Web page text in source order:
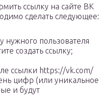
ссылку на сайте ВК
сделать следующее:
нужного пользователя
создать ссылку;
ссылки https://vk.com/
цифр (или уникальное
и будут